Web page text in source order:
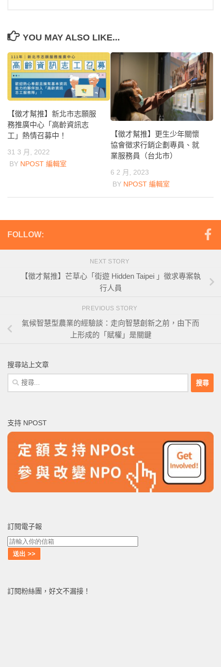
YOU MAY ALSO LIKE...
【徵才幫推】新北市志願服
務推廣中心「高齡資訊志
工」熱情召募中！
31 3 月, 2022
BY NPOST 編輯室
【徵才幫推】更生少年關懷
協會徵求行銷企劃專員、就
業服務員（台北市）
6 2 月, 2023
BY NPOST 編輯室
FOLLOW:
NEXT STORY
【徵才幫推】芒草心「街遊 Hidden Taipei 」徵求專案執
行人員
PREVIOUS STORY
氣候智慧型農業的經驗談：走向智慧創新之前，由下而
上形成的「賦權」是關鍵
搜尋站上文章
搜
尋
字:
支持 NPOST
訂閱電子報
訂閱粉絲團，好文不漏接！